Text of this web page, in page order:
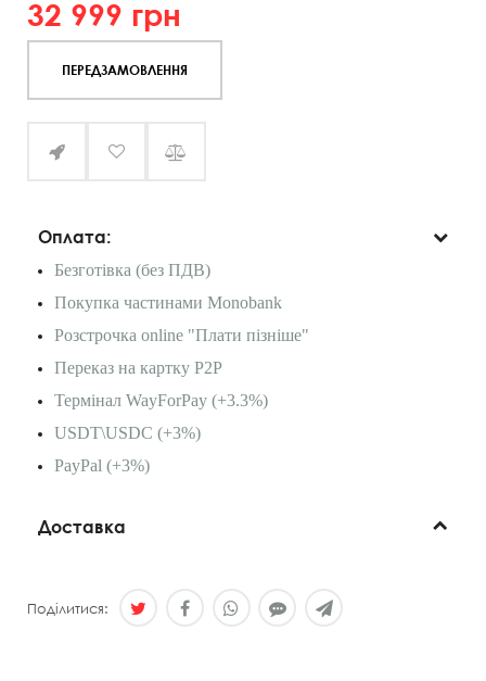
32 999 грн
ПЕРЕДЗАМОВЛЕННЯ
Оплата:
Безготівка (без ПДВ)
Покупка частинами Monobank
Розстрочка online "Плати пізніше"
Переказ на картку P2P
Термінал WayForPay (+3.3%)
USDT\USDC (+3%)
PayPal (+3%)
Доставка
Поділитися: